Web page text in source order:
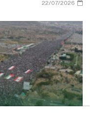
22/07/2026